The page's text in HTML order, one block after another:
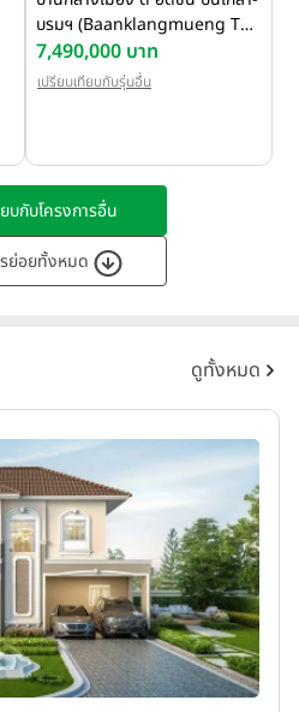
บรมฯ (Baanklangmueng The
Edition Pinklao-Borom)
7,490,000 บาท
เปรียบเทียบกับรุ่นอื่น
บกับโครงการอื่น
ย่อยทั้งหมด
ดูทั้งหมด